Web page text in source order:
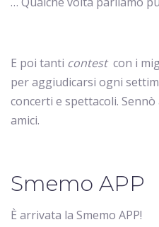
E poi tanti contestcon i
per aggiudicarsi ogni
concerti e spettacoli.
amici.
Smemo APP
È arrivata la Smemo APP!